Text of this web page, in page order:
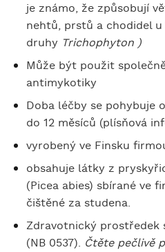
je známo, že způsobují
nehtů, prstů a chodidel
druhy Trichophyton )
Může být použit
antimykotiky
Doba léčby se pohybuje
do 12 měsíců (plísňová
vyrobený ve Finsku
obsahuje látky z
(Picea abies) sbírané ve
čištěné za studena.
Zdravotnický prostředek
(NB 0537). Čtěte pečlivě